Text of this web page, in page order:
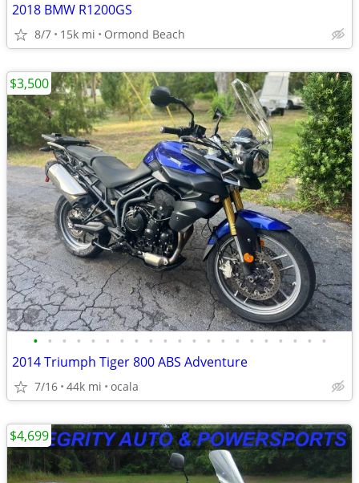
2018 BMW R1200GS
8/7 15k mi Ormond Beach
• • • • • • • • • • • • • • • • • • • • •
2014 Triumph Tiger 800 ABS Adventure
7/16 44k mi ocala
$3,500
$4,699